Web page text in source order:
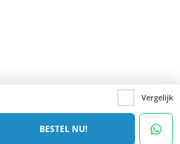
Vergelijk
BESTEL NU!